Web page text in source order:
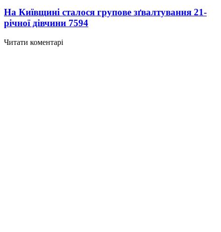
На Київщині сталося групове зґвалтування 21-
річної дівчини 7594
Читати коментарі